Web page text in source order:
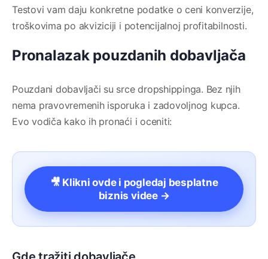
Testovi vam daju konkretne podatke o ceni konverzije,
troškovima po akviziciji i potencijalnoj profitabilnosti.
Pronalazak pouzdanih dobavljača
Pouzdani dobavljači su srce dropshippinga. Bez njih
nema pravovremenih isporuka i zadovoljnog kupca.
Evo vodiča kako ih pronaći i oceniti:
🎥 Klikni ovde i pogledaj besplatne
biznis videe →